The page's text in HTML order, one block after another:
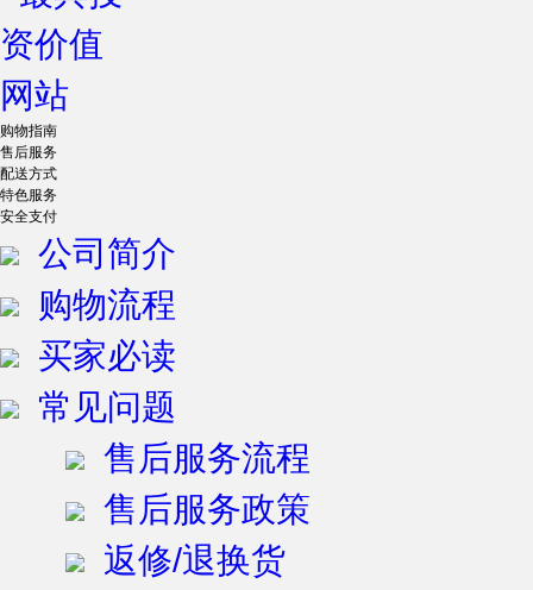
购物指南
售后服务
配送方式
特色服务
安全支付
公司简介
购物流程
买家必读
常见问题
售后服务流程
售后服务政策
返修/退换货